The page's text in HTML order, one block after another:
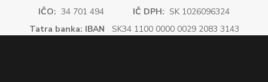
IČO: 34 701 494 IČ DPH: SK 1026096324
Tatra banka: IBAN SK34 1100 0000 0029 2083 3143